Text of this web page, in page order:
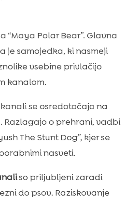
“Maya Polar Bear”. Glavna
je samojedka, ki nasmeji
vsebine privlačijo
kanalom.
se osredotočajo na
Razlagajo o prehrani, vadbi
The Stunt Dog”, kjer se
nasveti.
so priljubljeni zaradi
do psov. Raziskovanje